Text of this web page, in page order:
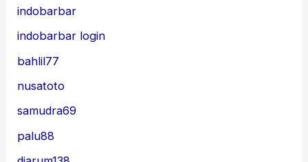
indobarbar
indobarbar login
bahlil77
nusatoto
samudra69
palu88